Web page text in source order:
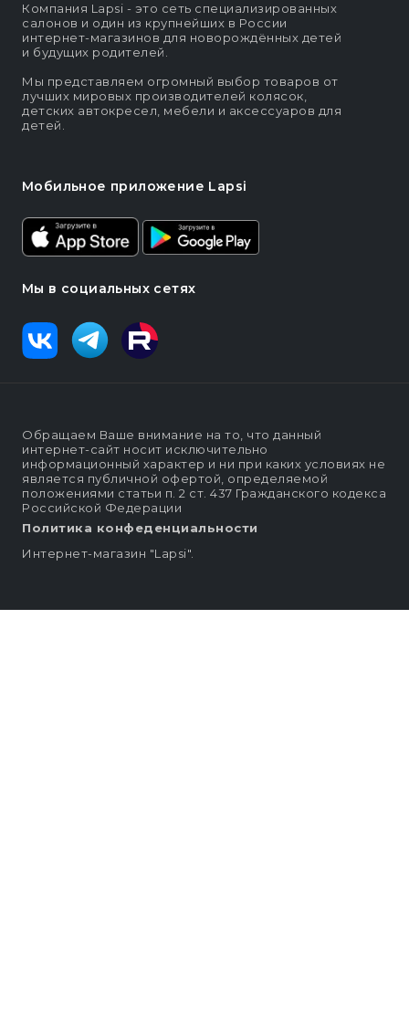
Компания Lapsi - это сеть специализированных
салонов и один из крупнейших в России
интернет-магазинов для новорождённых детей
и будущих родителей.
Мы представляем огромный выбор товаров от
лучших мировых производителей колясок,
детских автокресел, мебели и аксессуаров для
детей.
Мобильное приложение Lapsi
Мы в социальных сетях
Обращаем Ваше внимание на то, что данный
интернет-сайт носит исключительно
информационный характер и ни при каких условиях не
является публичной офертой, определяемой
положениями статьи п. 2 ст. 437 Гражданского кодекса
Российской Федерации
Политика конфеденциальности
Интернет-магазин "Lapsi".